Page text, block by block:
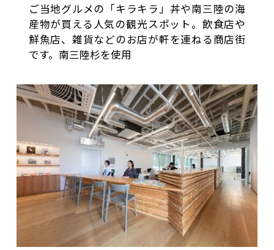
ご当地グルメの「キラキラ」丼や南三陸の海
産物が買える人気の観光スポット。飲食店や
鮮魚店、雑貨などのお店が軒を連ねる商店街
です。南三陸杉を使用